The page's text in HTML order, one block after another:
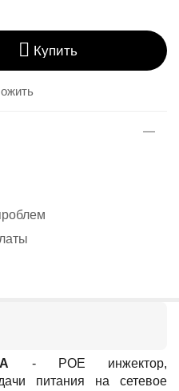
Купить
- POE инжектор,
питания на сетевое